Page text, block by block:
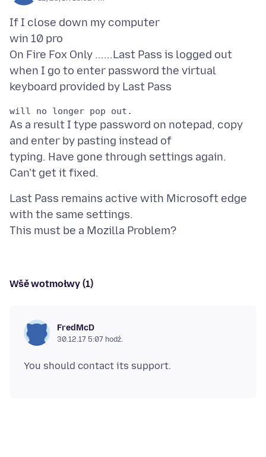
If I close down my computer
win 10 pro
On Fire Fox Only ......Last Pass is logged out
when I go to enter password the virtual
As a result I type password on notepad, copy
and enter by pasting instead of
typing. Have gone through settings again.
Last Pass remains active with Microsoft edge
with the same settings.
Wšě wotmołwy (1)
FredMcD
30.12.17 5:07 hodź.